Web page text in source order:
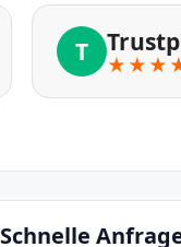
T
Schnelle